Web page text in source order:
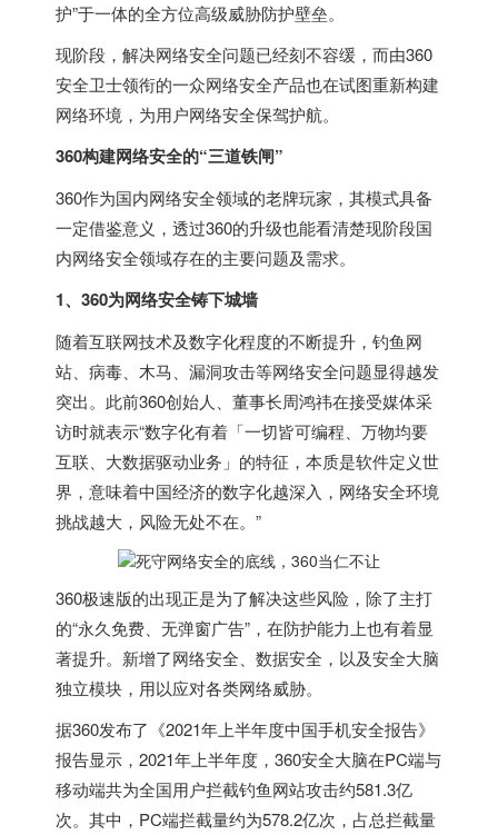
护”于一体的全方位高级威胁防护壁垒。
现阶段，解决网络安全问题已经刻不容缓，而由360
安全卫士领衔的一众网络安全产品也在试图重新构建
网络环境，为用户网络安全保驾护航。
360构建网络安全的“三道铁闸”
360作为国内网络安全领域的老牌玩家，其模式具备
一定借鉴意义，透过360的升级也能看清楚现阶段国
内网络安全领域存在的主要问题及需求。
1、360为网络安全铸下城墙
随着互联网技术及数字化程度的不断提升，钓鱼网
站、病毒、木马、漏洞攻击等网络安全问题显得越发
突出。此前360创始人、董事长周鸿祎在接受媒体采
访时就表示“数字化有着「一切皆可编程、万物均要
互联、大数据驱动业务」的特征，本质是软件定义世
界，意味着中国经济的数字化越深入，网络安全环境
挑战越大，风险无处不在。”
360极速版的出现正是为了解决这些风险，除了主打
的“永久免费、无弹窗广告”，在防护能力上也有着显
著提升。新增了网络安全、数据安全，以及安全大脑
独立模块，用以应对各类网络威胁。
据360发布了《2021年上半年度中国手机安全报告》
报告显示，2021年上半年度，360安全大脑在PC端与
移动端共为全国用户拦截钓鱼网站攻击约581.3亿
次。其中，PC端拦截量约为578.2亿次，占总拦截量